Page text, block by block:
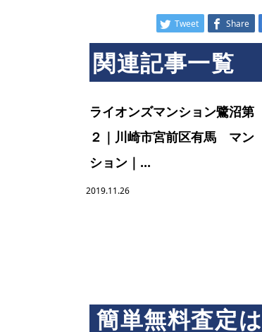
Tweet Share
関連記事一覧
ライオンズマンション鷺沼第
２｜川崎市宮前区有馬 マン
ション｜...
2019.11.26
簡単無料査定